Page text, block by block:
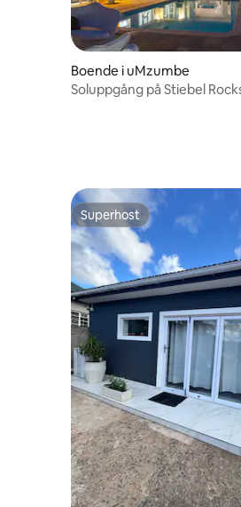
Boende i uMzumbe
Soluppgång på Stiebel
Superhost
Superhost